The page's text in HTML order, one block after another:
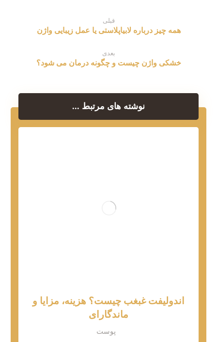
قبلی
همه چیز درباره لابیاپلاستی یا عمل زیبایی واژن
بعدی
خشکی واژن چیست و چگونه درمان می شود؟
نوشته های مرتبط ...
اندولیفت غبغب چیست؟ هزینه، مزایا و
ماندگارای
پوست